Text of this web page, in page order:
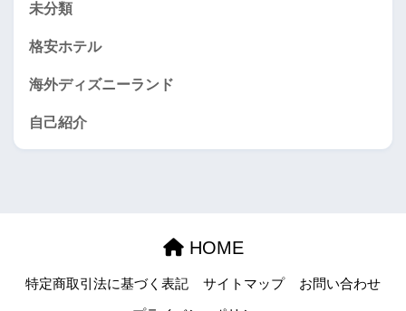
未分類
格安ホテル
海外ディズニーランド
自己紹介
HOME
特定商取引法に基づく表記 サイトマップ お問い合わせ